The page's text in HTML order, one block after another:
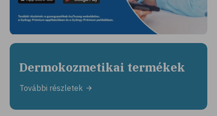
Dermokozmetikai termékek
További részletek